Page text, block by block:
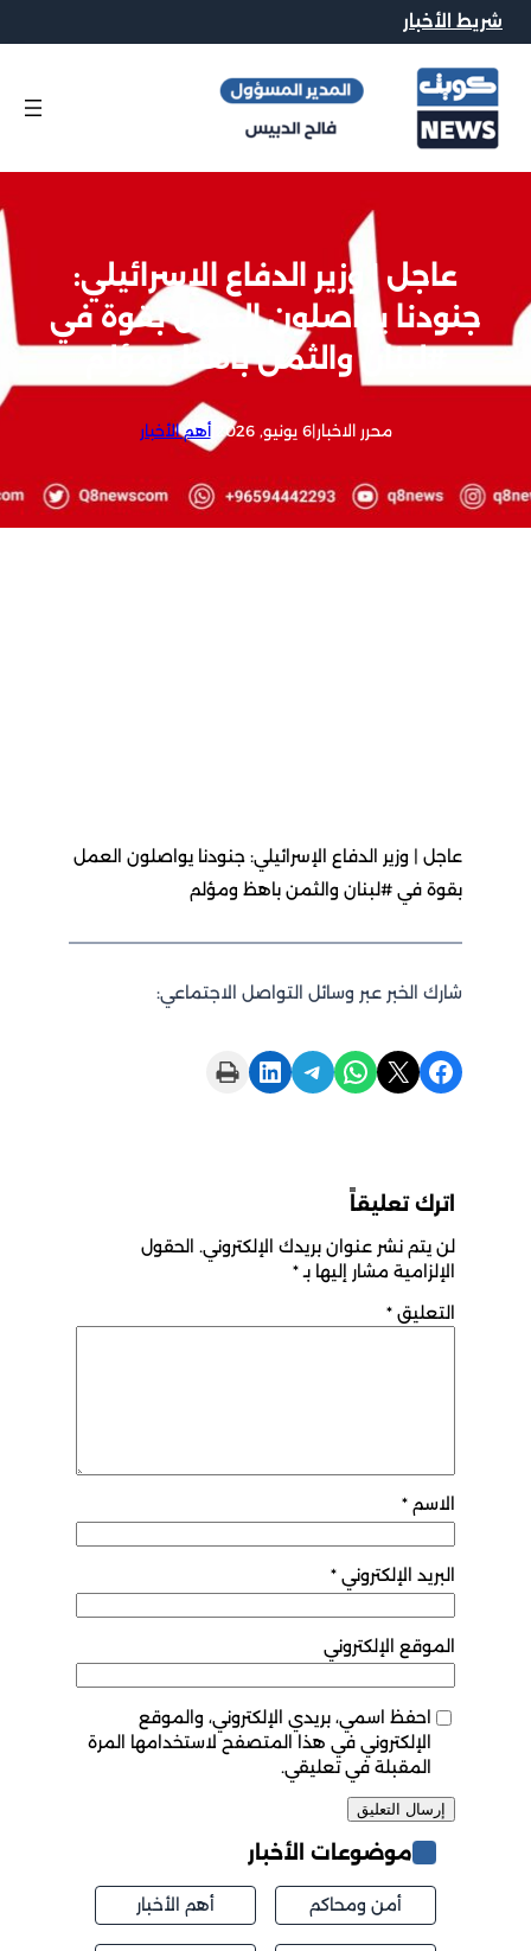
شريط الأخبار
عاجل | وزير الدفاع الإسرائيلي:
جنودنا يواصلون العمل بقوة في
#لبنان والثمن باهظ ومؤلم
محرر الاخبار|6 يونيو, 2026 |أهم الأخبار
عاجل | وزير الدفاع الإسرائيلي: جنودنا يواصلون العمل
بقوة في #لبنان والثمن باهظ ومؤلم
شارك الخبر عبر وسائل التواصل الاجتماعي:
Share on Facebook
Share on X
Share on WhatsApp
Share on Telegram
Share on LinkedIn
Print this Page
اترك تعليقاً
لن يتم نشر عنوان بريدك الإلكتروني. الحقول
الإلزامية مشار إليها بـ*
التعليق *
الاسم *
البريد الإلكتروني *
الموقع الإلكتروني
احفظ اسمي، بريدي الإلكتروني، والموقع
الإلكتروني في هذا المتصفح لاستخدامها المرة
المقبلة في تعليقي.
موضوعات الأخبار
أمن ومحاكم أهم الأخبار